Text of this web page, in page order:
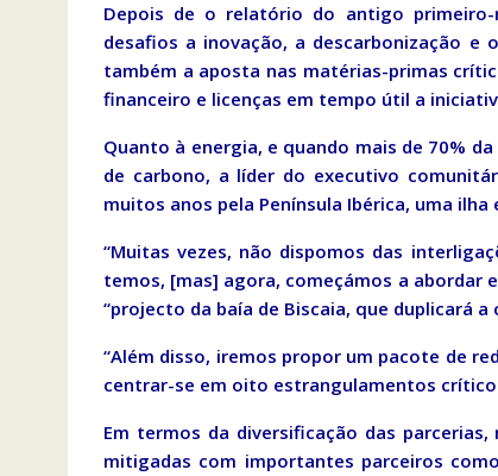
Depois de o relatório do antigo
desafios a inovação, a descarbonização e
também a aposta nas matérias-primas
financeiro e licenças em tempo útil a
Quanto à energia, e quando mais de 70%
de carbono, a líder do executivo
muitos anos pela Península Ibérica, uma ilha
“Muitas vezes, não dispomos das
temos, [mas] agora, começámos a
“projecto da baía de Biscaia, que duplicará
“Além disso, iremos propor um pacote de
centrar-se em oito estrangulamentos
Em termos da diversificação das
mitigadas com importantes parceiros